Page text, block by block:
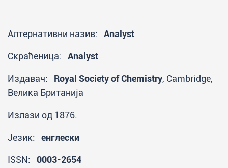
Алтернативни назив: Analyst
Скраћеница: Analyst
Издавач: Royal Society of Chemistry, Cambridge,
Велика Британија
Излази од 1876.
Језик: енглески
ISSN: 0003-2654